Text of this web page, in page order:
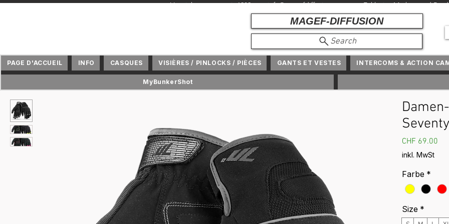
+ Vertriebspartner seit 1982 +info@magefdiffusion.com+ Exklusive Marken und
MAGEF-DIFFUSION
Search
CHF 69.00
inkl. MwSt
Farbe *
Size *
PAGE D'ACCUEIL INFO CASQUES VISIÈRES / PINLOCKS / PIÈCES GANTS ET VESTES INTERCOMS & ACTION
MyBunkerShot